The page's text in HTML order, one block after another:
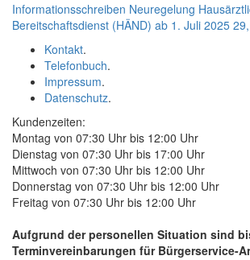
Informationsschreiben Neuregelung
Bereitschaftsdienst (HÄND) ab 1. Juli 2025
Kontakt.
Telefonbuch.
Impressum.
Datenschutz.
Kundenzeiten:
Montag von 07:30 Uhr bis 12:00 Uhr
Dienstag von 07:30 Uhr bis 17:00 Uhr
Mittwoch von 07:30 Uhr bis 12:00 Uhr
Donnerstag von 07:30 Uhr bis 12:00 Uhr
Freitag von 07:30 Uhr bis 12:00 Uhr
Aufgrund der personellen Situation sind
Terminvereinbarungen für Bürgerservice-